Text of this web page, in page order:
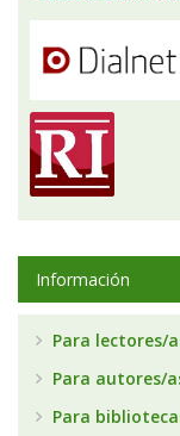
Información
Para lectores/
Para autores/
Para